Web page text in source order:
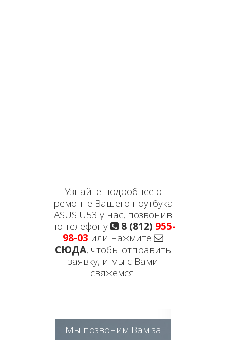
Узнайте подробнее о
ремонте Вашего ноутбука
ASUS U53 у нас, позвонив
по телефону
8 (812) 955-
98-03 или нажмите
СЮДА, чтобы отправить
заявку, и мы с Вами
свяжемся.
Мы позвоним Вам за